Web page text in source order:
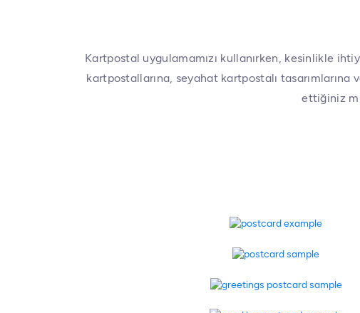
Kartpostal uygulamamızı kullanırken, kesinlikle
kartpostallarına, seyahat kartpostalı
ettiğiniz